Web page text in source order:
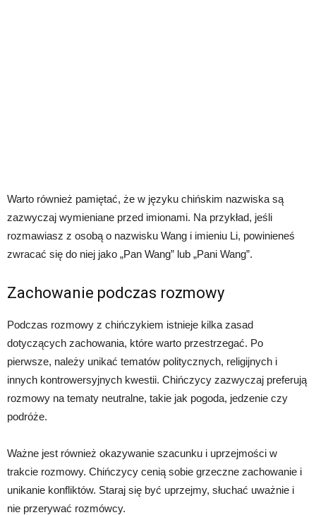
Warto również pamiętać, że w języku chińskim nazwiska są
zazwyczaj wymieniane przed imionami. Na przykład, jeśli
rozmawiasz z osobą o nazwisku Wang i imieniu Li, powinieneś
zwracać się do niej jako „Pan Wang” lub „Pani Wang”.
Zachowanie podczas rozmowy
Podczas rozmowy z chińczykiem istnieje kilka zasad
dotyczących zachowania, które warto przestrzegać. Po
pierwsze, należy unikać tematów politycznych, religijnych i
innych kontrowersyjnych kwestii. Chińczycy zazwyczaj preferują
rozmowy na tematy neutralne, takie jak pogoda, jedzenie czy
podróże.
Ważne jest również okazywanie szacunku i uprzejmości w
trakcie rozmowy. Chińczycy cenią sobie grzeczne zachowanie i
unikanie konfliktów. Staraj się być uprzejmy, słuchać uważnie i
nie przerywać rozmówcy.